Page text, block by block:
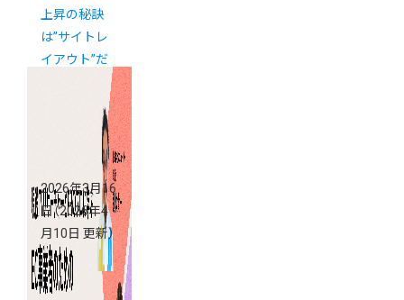
上昇の秘訣
は”サイトレ
イアウト”だ
ミーショップ
支援金活用セ
2026年3月16
日 （2026年4
月10日 更新）